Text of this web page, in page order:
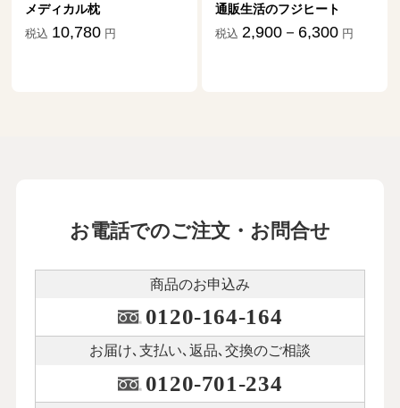
メディカル枕
税込 10,780 円
通販生活のフジヒート
税込 2,900－6,300 円
お電話でのご注文・お問合せ
商品のお申込み
0120-164-164
お届け､支払い､ 返品､交換のご相談
0120-701-234